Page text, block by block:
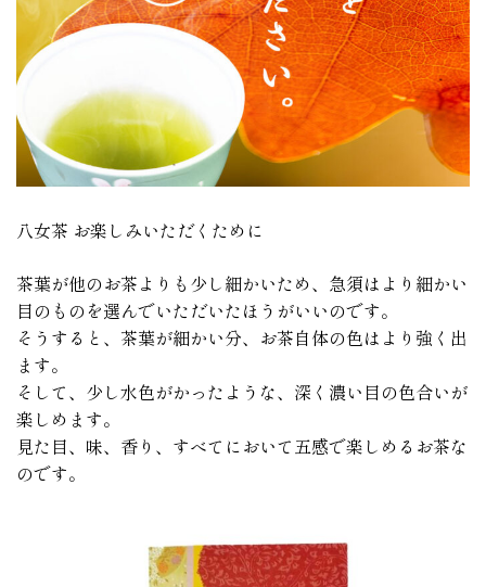
八女茶 お楽しみいただくために
茶葉が他のお茶よりも少し細かいため、急須はより細かい
目のものを選んでいただいたほうがいいのです。
そうすると、茶葉が細かい分、お茶自体の色はより強く出
ます。
そして、少し水色がかったような、深く濃い目の色合いが
楽しめます。
見た目、味、香り、すべてにおいて五感で楽しめるお茶な
のです。